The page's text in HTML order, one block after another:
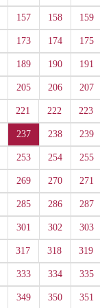
157 158 159
173 174 175
189 190 191
205 206 207
221 222 223
237 238 239
253 254 255
269 270 271
285 286 287
301 302 303
317 318 319
333 334 335
349 350 351